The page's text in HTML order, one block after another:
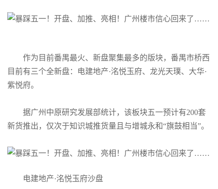
作为目前番禺最火、新盘聚集最多的版块，番禺市桥西
目前有三个全新盘：电建地产·洺悦玉府、龙光天璞、大华·
紫悦府。
据广州中原研究发展部统计，该板块五一预计有200套
新货推出，仅次于知识城推货量且与增城永和“旗鼓相当”。
电建地产·洺悦玉府沙盘